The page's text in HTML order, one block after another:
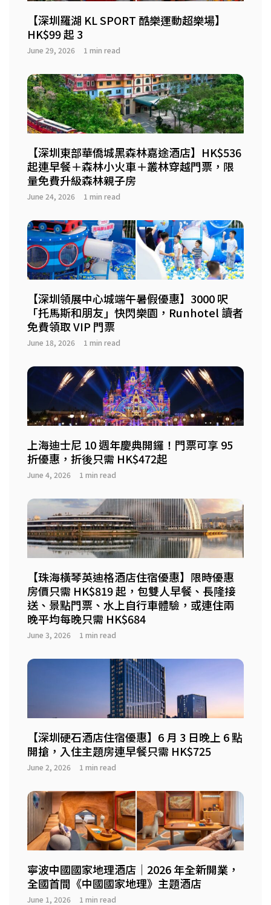
【深圳羅湖 KL SPORT 酷樂運動超樂場】
HK$99 起 3
June 29, 2026 1 min read
【深圳東部華僑城黑森林嘉途酒店】HK$536
起連早餐＋森林小火車＋叢林穿越門票，限
量免費升級森林親子房
June 24, 2026 1 min read
【深圳領展中心城端午暑假優惠】3000 呎
「托馬斯和朋友」快閃樂園，Runhotel 讀者
免費領取 VIP 門票
June 18, 2026 1 min read
上海迪士尼 10 週年慶典開鑼！門票可享 95
折優惠，折後只需 HK$472起
June 4, 2026 1 min read
【珠海橫琴英迪格酒店住宿優惠】限時優惠
房價只需 HK$819 起，包雙人早餐、長隆接
送、景點門票、水上自行車體驗，或連住兩
晚平均每晚只需 HK$684
June 3, 2026 1 min read
【深圳硬石酒店住宿優惠】6 月 3 日晚上 6 點
開搶，入住主題房連早餐只需 HK$725
June 2, 2026 1 min read
寧波中國國家地理酒店｜2026 年全新開業，
全國首間《中國國家地理》主題酒店
June 1, 2026 1 min read